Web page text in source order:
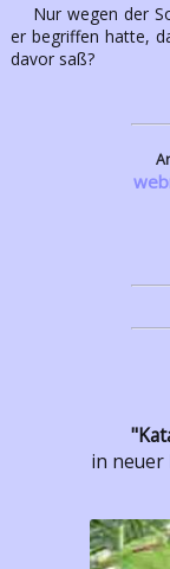
Nur wegen der
er begriffen hatte,
davor saß?
in neuer